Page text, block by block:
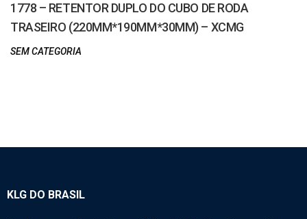
1778 – RETENTOR DUPLO DO CUBO DE RODA
TRASEIRO (220MM*190MM*30MM) – XCMG
SEM CATEGORIA
KLG DO BRASIL